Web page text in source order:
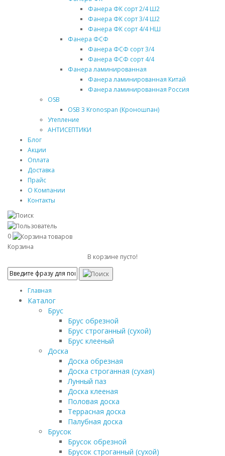
Фанера ФК сорт 2/4 Ш2
Фанера ФК сорт 3/4 Ш2
Фанера ФК сорт 4/4 НШ
Фанера ФСФ
Фанера ФСФ сорт 3/4
Фанера ФСФ сорт 4/4
Фанера ламинированная
Фанера ламинированная Китай
Фанера ламинированная Россия
OSB
OSB 3 Kronospan (Кроношпан)
Утепление
АНТИСЕПТИКИ
Блог
Акции
Оплата
Доставка
Прайс
О Компании
Контакты
0
Корзина
В корзине пусто!
Главная
Каталог
Брус
Брус обрезной
Брус строганный (сухой)
Брус клееный
Доска
Доска обрезная
Доска строганная (сухая)
Лунный паз
Доска клееная
Половая доска
Террасная доска
Палубная доска
Брусок
Брусок обрезной
Брусок строганный (сухой)